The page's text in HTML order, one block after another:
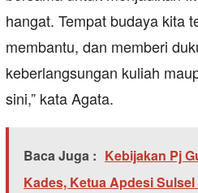
hangat. Tempat budaya kita
membantu, dan memberi
keberlangsungan kuliah
sini,” kata Agata.
Baca Juga : Kebijakan Pj
Kades, Ketua Apdesi